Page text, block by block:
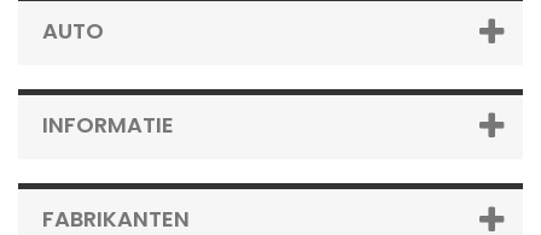
AUTO
INFORMATIE
FABRIKANTEN